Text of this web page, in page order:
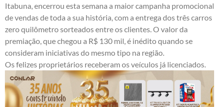
Itabuna, encerrou esta semana a maior campanha promocional
de vendas de toda a sua história, com a entrega dos três carros
zero quilômetro sorteados entre os clientes. O valor da
premiação, que chegou a R$ 130 mil, é inédito quando se
consideram iniciativas do mesmo tipo na região.
Os felizes proprietários receberam os veículos já licenciados.